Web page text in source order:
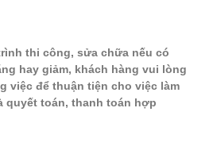
thi công, sửa chữa nếu có
hay giảm, khách hàng vui lòng
việc để thuận tiện cho việc làm
quyết toán, thanh toán hợp